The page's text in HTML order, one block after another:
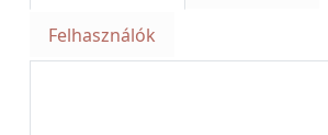
Felhasználók